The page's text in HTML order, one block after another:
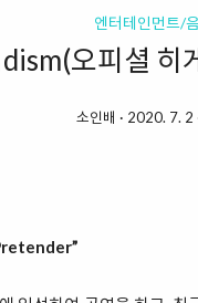
엔터테인먼트/
오피셜 히
소인배 · 2020. 7. 2